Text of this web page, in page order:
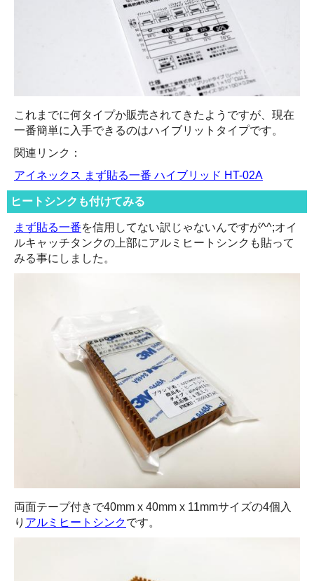
これまでに何タイプか販売されてきたようですが、現在
一番簡単に入手できるのはハイブリットタイプです。
関連リンク：
アイネックス まず貼る一番 ハイブリッド HT-02A
ヒートシンクも付けてみる
まず貼る一番を信用してない訳じゃないんですが^^;オイ
ルキャッチタンクの上部にアルミヒートシンクも貼って
みる事にしました。
両面テープ付きで40mm x 40mm x 11mmサイズの4個入
り アルミヒートシンクです。